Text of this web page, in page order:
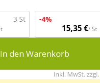
3 St -4%
15,35 €/ St
In den Warenkorb
inkl. MwSt. zzgl.